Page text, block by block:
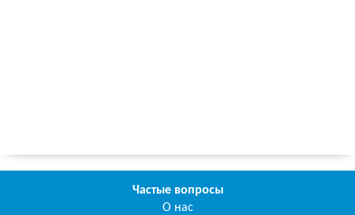
Частые вопросы
О нас